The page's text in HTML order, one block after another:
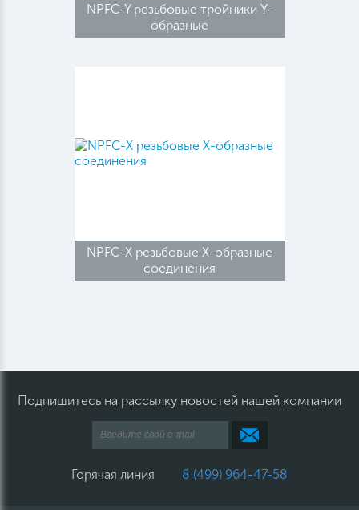
NPFC-Y резьбовые тройники Y-
образные
NPFC-X резьбовые X-образные
соединения
Подпишитесь на рассылку новостей нашей компании
Горячая линия 8 (499) 964-47-58